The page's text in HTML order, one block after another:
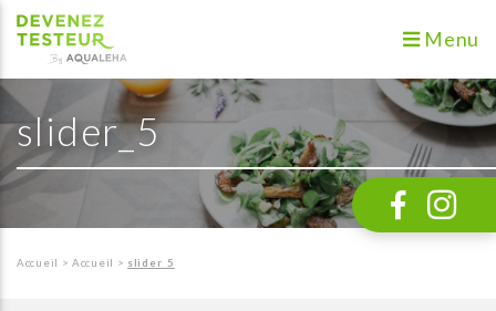
Menu
slider_5
Accueil >Accueil > slider_5